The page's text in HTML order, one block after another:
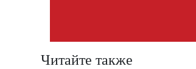
Читайте также